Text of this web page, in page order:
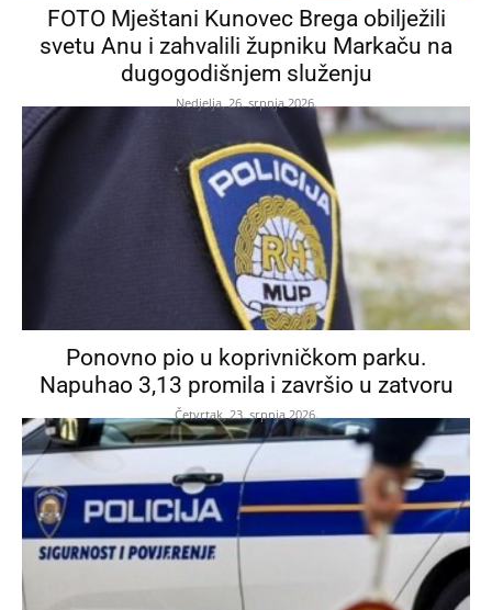
FOTO Mještani Kunovec Brega obilježili
svetu Anu i zahvalili župniku Markaču na
dugogodišnjem služenju
Nedjelja, 26. srpnja 2026.
Ponovno pio u koprivničkom parku.
Napuhao 3,13 promila i završio u zatvoru
Četvrtak, 23. srpnja 2026.